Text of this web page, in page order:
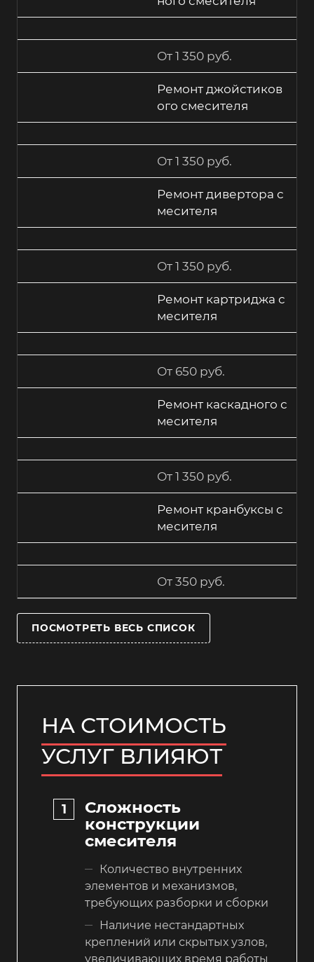
От 1 350 руб.
Ремонт джойстиков
ого смесителя
От 1 350 руб.
Ремонт дивертора с
месителя
От 1 350 руб.
Ремонт картриджа с
месителя
От 650 руб.
Ремонт каскадного с
месителя
От 1 350 руб.
Ремонт кранбуксы с
месителя
От 350 руб.
ПОСМОТРЕТЬ ВЕСЬ СПИСОК
НА СТОИМОСТЬ
УСЛУГ ВЛИЯЮТ
Сложность
конструкции
смесителя
Количество внутренних
элементов и механизмов,
требующих разборки и сборки
Наличие нестандартных
креплений или скрытых узлов,
увеличивающих время работы